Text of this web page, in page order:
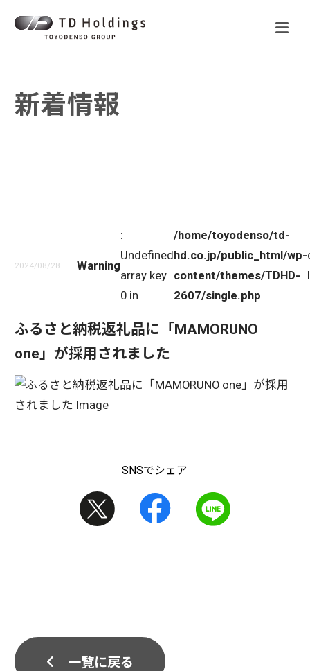
新着情報
2024/08/28 Warning
:
Undefined
array key
0 in
/home/toyodenso/td-
hd.co.jp/public_html/wp-
content/themes/TDHD-
2607/single.php
ふるさと納税返礼品に「MAMORUNO
one」が採用されました
SNSでシェア
一覧に戻る